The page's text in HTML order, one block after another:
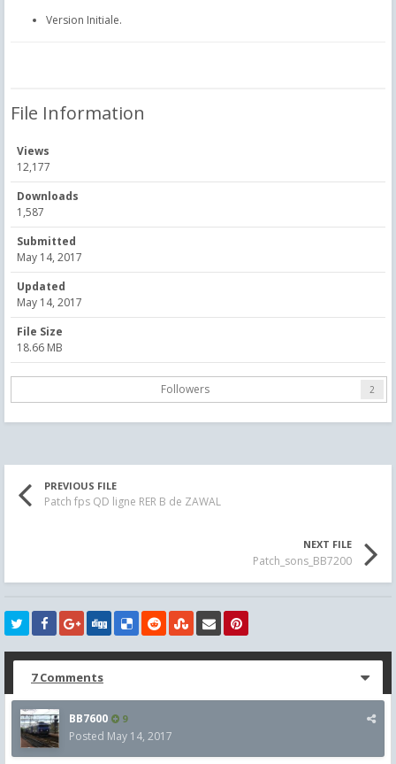
Version Initiale.
File Information
Views
12,177
Downloads
1,587
Submitted
May 14, 2017
Updated
May 14, 2017
File Size
18.66 MB
Followers 2
PREVIOUS FILE
Patch fps QD ligne RER B de ZAWAL
NEXT FILE
Patch_sons_BB7200
7 Comments
BB7600 9
Posted May 14, 2017